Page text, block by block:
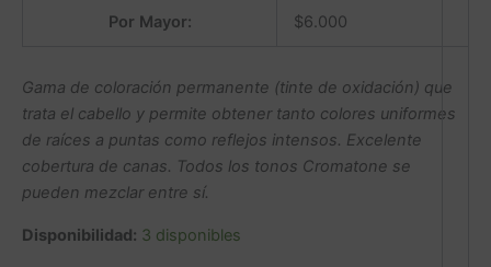
Por Mayor: $6.000
Gama de coloración permanente (tinte de oxidación) que
trata el cabello y permite obtener tanto colores uniformes
de raíces a puntas como reflejos intensos. Excelente
cobertura de canas. Todos los tonos Cromatone se
pueden mezclar entre sí.
Disponibilidad: 3 disponibles